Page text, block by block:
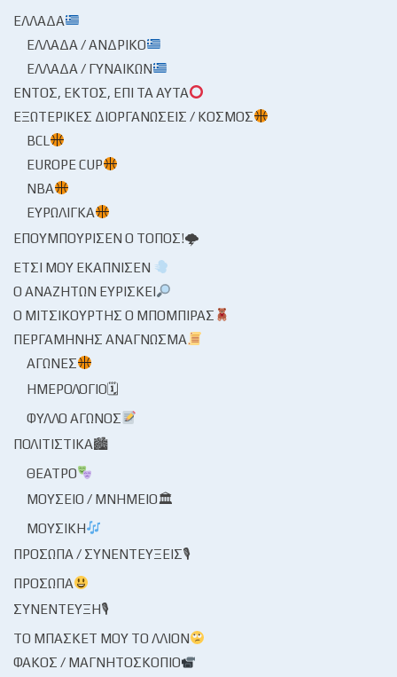
ΕΛΛΆΔΑ
ΕΛΛΆΔΑ / ΑΝΔΡΙΚΌ
ΕΛΛΆΔΑ / ΓΥΝΑΙΚΏΝ
ΕΝΤΌΣ, ΕΚΤΌΣ, ΕΠΊ ΤΑ ΑΥΤΆ
ΕΞΩΤΕΡΙΚΈΣ ΔΙΟΡΓΑΝΏΣΕΙΣ / ΚΌΣΜΟΣ
BCL
EUROPE CUP
NBA
ΕΥΡΩΛΊΓΚΑ
ΕΠΟΥΜΠΟΎΡΙΣΕΝ Ο ΤΌΠΟΣ!🌩
ΈΤΣΙ ΜΟΥ ΕΚΆΠΝΙΣΕΝ
Ο ΑΝΑΖΗΤΏΝ ΕΥΡΊΣΚΕΙ
Ο ΜΙΤΣΙΚΟΥΡΤΉΣ Ο ΜΠΌΜΠΙΡΑΣ
ΠΕΡΓΑΜΗΝΉΣ ΑΝΆΓΝΩΣΜΑ
ΑΓΏΝΕΣ
ΗΜΕΡΟΛΌΓΙΟ🗓
ΦΎΛΛΟ ΑΓΏΝΟΣ
ΠΟΛΙΤΙΣΤΙΚΆ🏙
ΘΈΑΤΡΟ
ΜΟΥΣΕΊΟ / ΜΝΗΜΕΊΟ🏛
ΜΟΥΣΙΚΉ
ΠΡΌΣΩΠΑ / ΣΥΝΕΝΤΕΎΞΕΙΣ🎙
ΠΡΌΣΩΠΑ
ΣΥΝΈΝΤΕΥΞΗ🎙
ΤΟ ΜΠΆΣΚΕΤ ΜΟΥ ΤΟ ΛΛΊΟΝ
ΦΑΚΌΣ / ΜΑΓΝΗΤΟΣΚΌΠΙΟ